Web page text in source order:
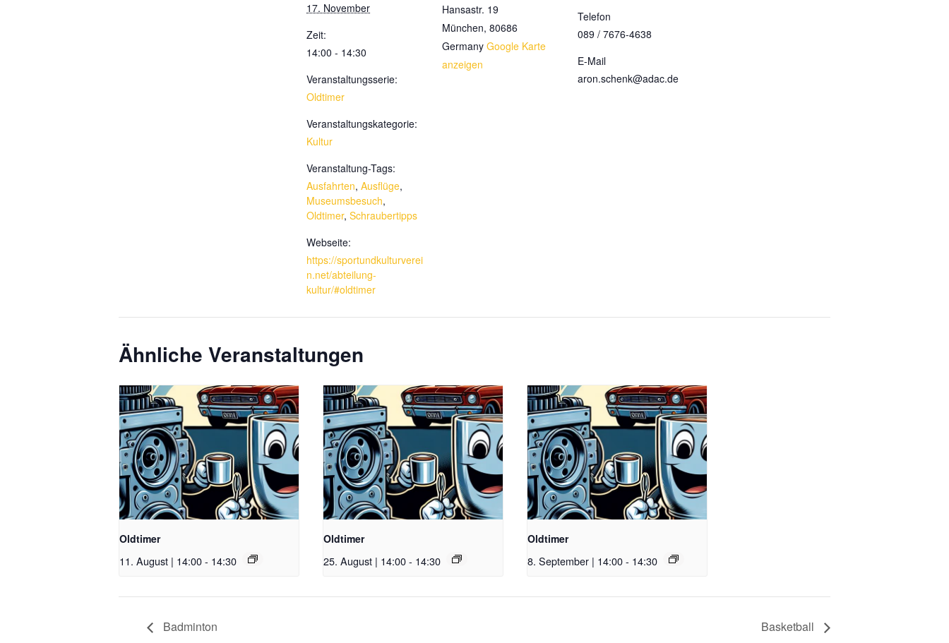
17. November
Zeit:
14:00 - 14:30
Veranstaltungsserie:
Oldtimer
Veranstaltungskategorie:
Kultur
Veranstaltung-Tags:
Ausfahrten, Ausflüge,
Museumsbesuch,
Oldtimer, Schraubertipps
Webseite:
https://sportundkulturverei
n.net/abteilung-
kultur/#oldtimer
Hansastr. 19
München, 80686
Germany Google Karte
anzeigen
Telefon
089 / 7676-4638
E-Mail
aron.schenk@adac.de
Ähnliche Veranstaltungen
Oldtimer
11. August | 14:00- 14:30
Oldtimer
25. August | 14:00- 14:30
Oldtimer
8. September | 14:00 - 14:30
Badminton Basketball